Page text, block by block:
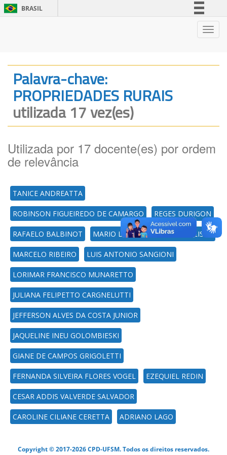
BRASIL
Canais
Palavra-chave:
PROPRIEDADES RURAIS
utilizada 17 vez(es)
Utilizada por 17 docente(es) por ordem
de relevância
TANICE ANDREATTA
ROBINSON FIGUEIREDO DE CAMARGO REGES DURIGON
RAFAELO BALBINOT MARIO LUIZ SANTOS EVANGELISTA
MARCELO RIBEIRO LUIS ANTONIO SANGIONI
LORIMAR FRANCISCO MUNARETTO
JULIANA FELIPETTO CARGNELUTTI
JEFFERSON ALVES DA COSTA JUNIOR
JAQUELINE INEU GOLOMBIESKI
GIANE DE CAMPOS GRIGOLETTI
FERNANDA SILVEIRA FLORES VOGEL EZEQUIEL REDIN
CESAR ADDIS VALVERDE SALVADOR
CAROLINE CILIANE CERETTA ADRIANO LAGO
Copyright © 2017-2026 CPD-UFSM. Todos os direitos reservados.